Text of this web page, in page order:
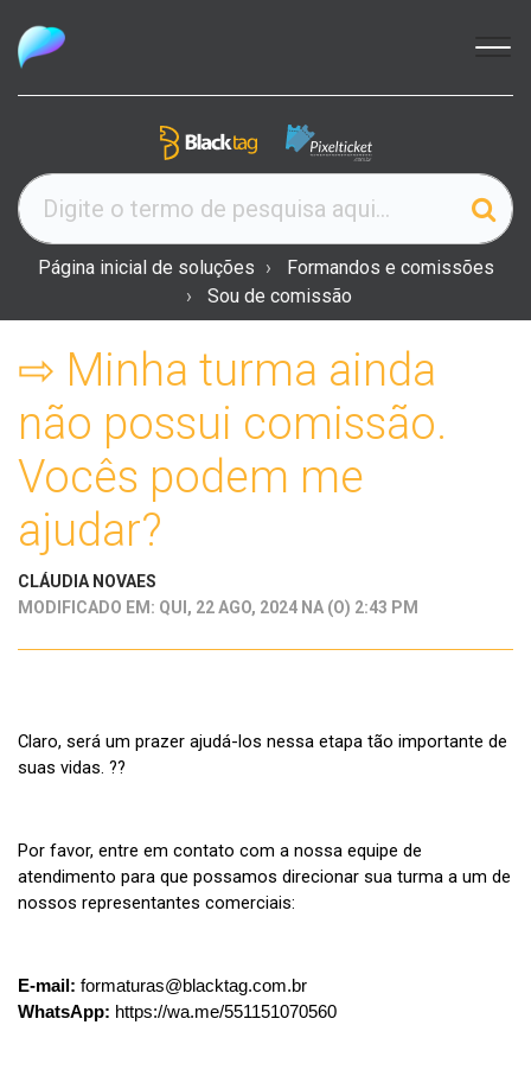
Página inicial de soluções
Formandos e comissões
Sou de comissão
⇨ Minha turma ainda
não possui comissão.
Vocês podem me
ajudar?
CLÁUDIA NOVAES
MODIFICADO EM: QUI, 22 AGO, 2024 NA (O) 2:43 PM
Claro, será um prazer ajudá-los nessa etapa tão importante de
suas vidas. ??
Por favor, entre em contato com a nossa equipe de
atendimento para que possamos direcionar sua turma a um de
nossos representantes comerciais:
E-mail: formaturas@blacktag.com.br
WhatsApp: https://wa.me/551151070560